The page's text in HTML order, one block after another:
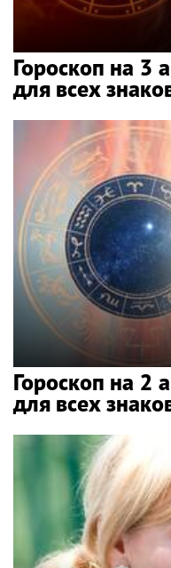
Гороскоп на 3
для всех
Гороскоп на 2
для всех